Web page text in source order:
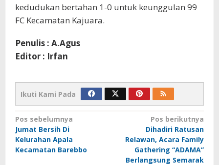
kedudukan bertahan 1-0 untuk keunggulan 99
FC Kecamatan Kajuara.
Penulis : A.Agus
Editor : Irfan
Ikuti Kami Pada
Navigasi
pos
Pos sebelumnya
Jumat Bersih Di
Kelurahan Apala
Kecamatan Barebbo
Pos berikutnya
Dihadiri Ratusan
Relawan, Acara Family
Gathering “ADAMA”
Berlangsung Semarak